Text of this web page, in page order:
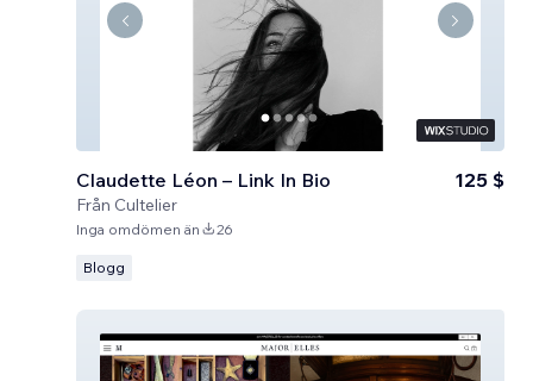
Claudette Léon – Link In Bio
Från Cultelier
125 $
Inga omdömen än 26
Blogg